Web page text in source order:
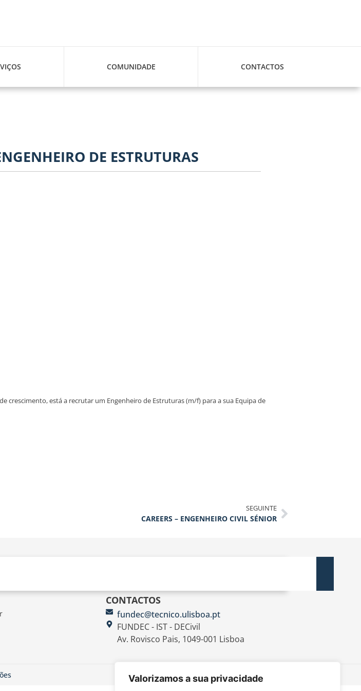
Valorizamos a sua privacidade
COMUNIDADE CONTACTOS
DE ESTRUTURAS
crescimento, está a recrutar um Engenheiro de Estruturas (m/f) para a sua Equipa de
SEGUINTE
CAREERS – ENGENHEIRO CIVIL SÉNIOR
CONTACTOS
fundec@tecnico.ulisboa.pt
FUNDEC - IST - DECivil
Av. Rovisco Pais, 1049-001 Lisboa